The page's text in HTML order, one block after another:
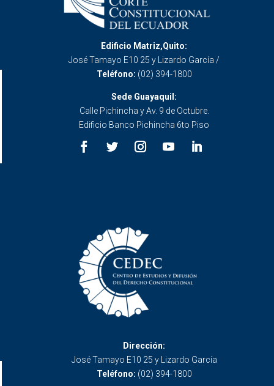
Edificio Matriz,Quito:
José Tamayo E10 25 y Lizardo García /
Teléfono: (02) 394-1800
Sede Guayaquil:
Calle Pichincha y Av. 9 de Octubre.
Edificio Banco Pichincha 6to Piso
Dirección:
José Tamayo E10 25 y Lizardo García
Teléfono: (02) 394-1800